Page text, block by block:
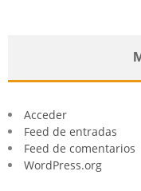
Acceder
Feed de entradas
Feed de comentarios
WordPress.org